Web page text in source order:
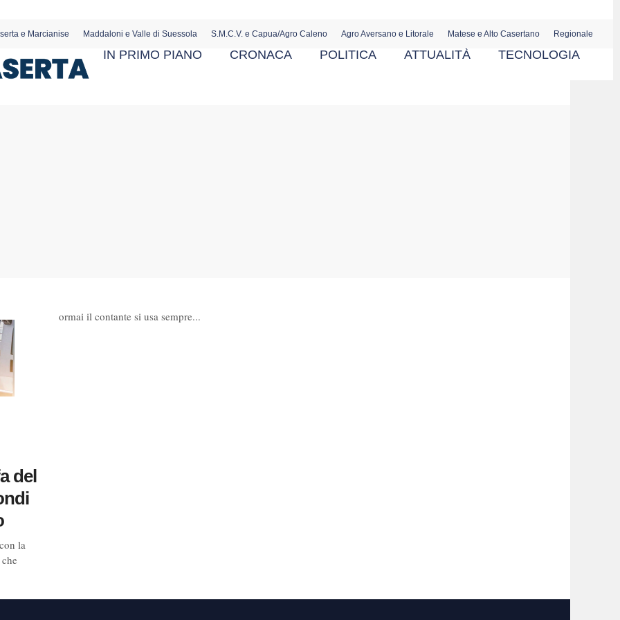
e Marcianise Maddaloni e Valle di Suessola S.M.C.V. e Capua/Agro Caleno Agro Aversano e Litorale Matese e Alto Casertano Regionale
IN PRIMO PIANO CRONACA POLITICA ATTUALITÀ TECNOLOGIA
del
la
ormai il contante si usa sempre...